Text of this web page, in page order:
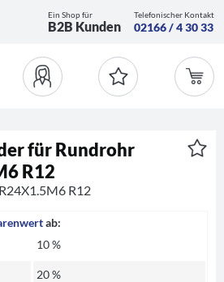
Ein Shop für
B2B Kunden
Telefonischer Kontakt
02166 / 4 30 33
für Rundrohr
R12
R12
ab:
10 %
20 %